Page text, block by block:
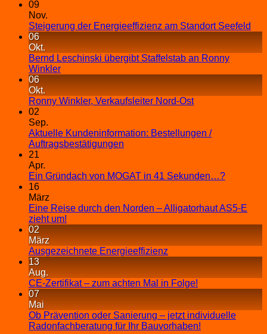
09
Nov.
Steigerung der Energieeffizienz am Standort Seefeld
06
Okt.
Bernd Leschinski übergibt Staffelstab an Ronny
Winkler
06
Okt.
Ronny Winkler, Verkaufsleiter Nord-Ost
02
Sep.
Aktuelle Kundeninformation: Bestellungen /
Auftragsbestätigungen
21
Apr.
Ein Gründach von MOGAT in 41 Sekunden…?
16
März
Eine Reise durch den Norden – Alligatorhaut AS5-E
zieht um!
02
März
Ausgezeichnete Energieeffizienz
13
Aug.
CE-Zertifikat – zum achten Mal in Folge!
07
Mai
Ob Prävention oder Sanierung – jetzt individuelle
Radonfachberatung für Ihr Bauvorhaben!